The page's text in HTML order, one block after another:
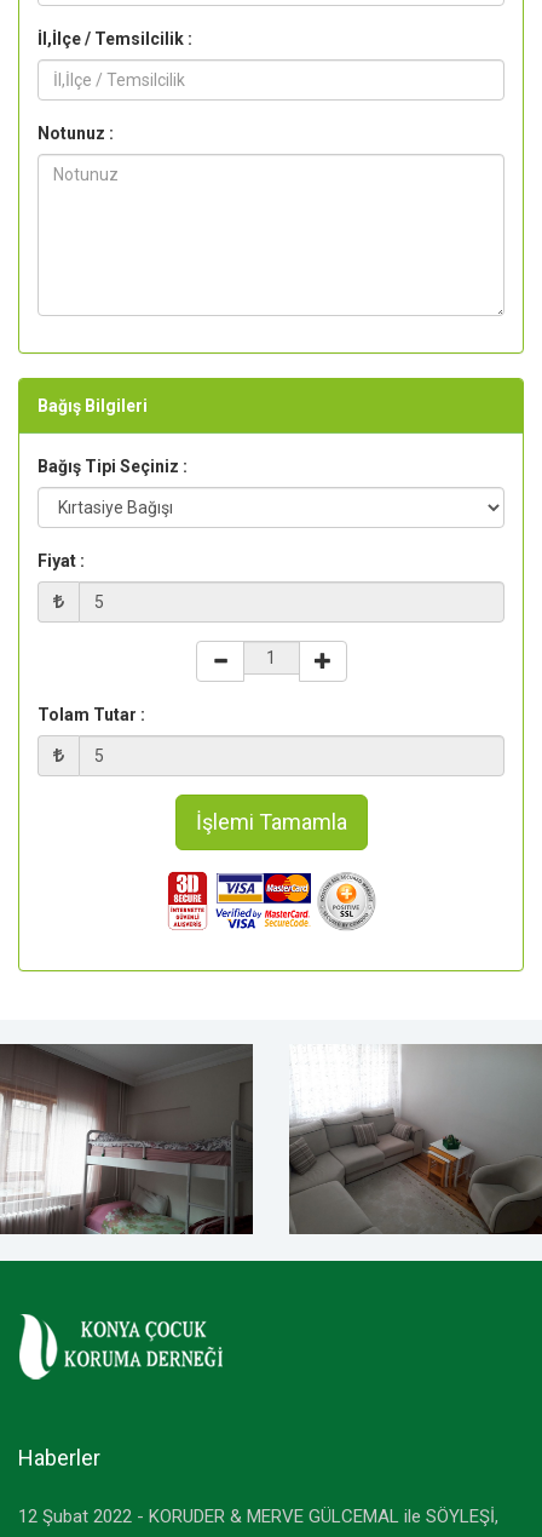
İl,İlçe / Temsilcilik :
Notunuz :
Bağış Bilgileri
Bağış Tipi Seçiniz :
Fiyat :
Tolam Tutar :
Haberler
12 Şubat 2022 - KORUDER & MERVE GÜLCEMAL ile SÖYLEŞİ,